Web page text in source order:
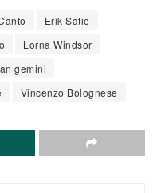
Erik Satie
Lorna Windsor
gemini
Vincenzo Bolognese